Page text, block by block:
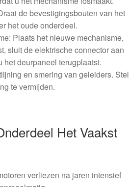
de bevestigingsbouten van het
het oude onderdeel.
Plaats het nieuwe mechanisme,
sluit de elektrische connector aan
het deurpaneel terugplaatst.
en smering van geleiders. Stel
te vermijden.
Het Vaakst
verliezen na jaren intensief